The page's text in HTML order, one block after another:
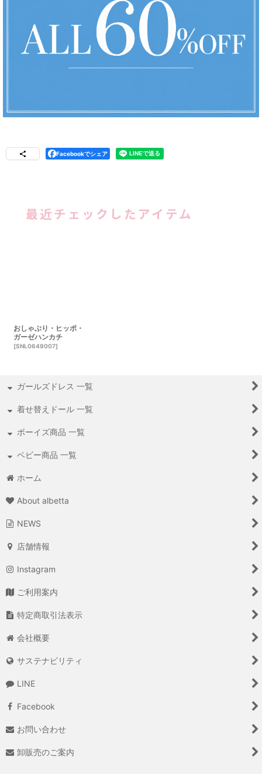
Facebookでシェア
最近チェックしたアイテム
おしゃぶり・ヒッポ・
ガーゼハンカチ
[SNL0649007]
ガールズドレス 一覧
着せ替えドール 一覧
ボーイズ商品 一覧
ベビー商品 一覧
ホーム
About albetta
NEWS
店舗情報
Instagram
ご利用案内
特定商取引法表示
会社概要
サステナビリティ
LINE
Facebook
お問い合わせ
卸販売のご案内